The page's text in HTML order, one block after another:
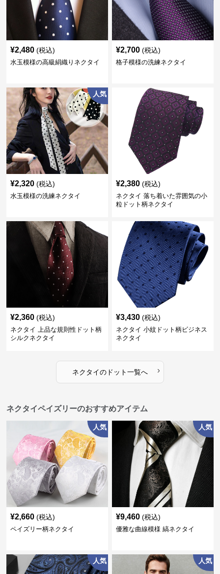
¥2,480 (税込)
水玉模様の高級絹織りネクタイ
¥2,700 (税込)
格子模様の洗練ネクタイ
人気
¥2,320 (税込)
水玉模様の洗練ネクタイ
¥2,380 (税込)
ネクタイ 落ち着いた雰囲気の小
粒ドット柄ネクタイ
¥2,360 (税込)
ネクタイ 上品な規則性ドット柄
シルクネクタイ
¥3,430 (税込)
ネクタイ 小紋ドット柄ビジネス
ネクタイ
ネクタイのドット一覧へ ›
ネクタイペイズリーのおすすめアイテム
人気
¥2,660 (税込)
ペイズリー柄ネクタイ
人気
¥9,460 (税込)
優雅な曲線模様 縞ネクタイ
人気 人気